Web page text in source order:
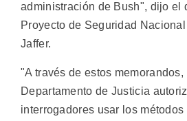
administración de Bush", dijo el
Proyecto de Seguridad
Jaffer.
"A través de estos memorandos,
Departamento de Justicia
interrogadores usar los métodos